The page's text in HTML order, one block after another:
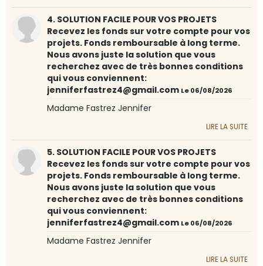
4. SOLUTION FACILE POUR VOS PROJETS
Recevez les fonds sur votre compte pour vos
projets. Fonds remboursable à long terme.
Nous avons juste la solution que vous
recherchez avec de très bonnes conditions
qui vous conviennent:
jenniferfastrez4@gmail.com Le 06/08/2026
Madame Fastrez Jennifer
LIRE LA SUITE
5. SOLUTION FACILE POUR VOS PROJETS
Recevez les fonds sur votre compte pour vos
projets. Fonds remboursable à long terme.
Nous avons juste la solution que vous
recherchez avec de très bonnes conditions
qui vous conviennent:
jenniferfastrez4@gmail.com Le 06/08/2026
Madame Fastrez Jennifer
LIRE LA SUITE